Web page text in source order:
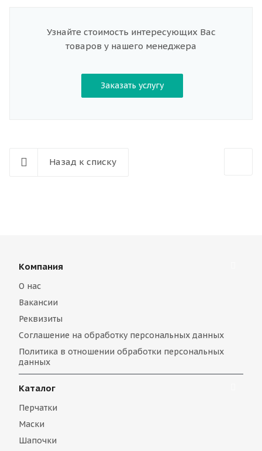
Узнайте стоимость интересующих Вас
товаров у нашего менеджера
Заказать услугу
Назад к списку
Компания
О нас
Вакансии
Реквизиты
Соглашение на обработку персональных данных
Политика в отношении обработки персональных
данных
Каталог
Перчатки
Маски
Шапочки